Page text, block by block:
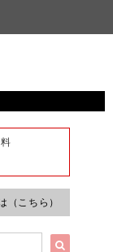
（こちら）